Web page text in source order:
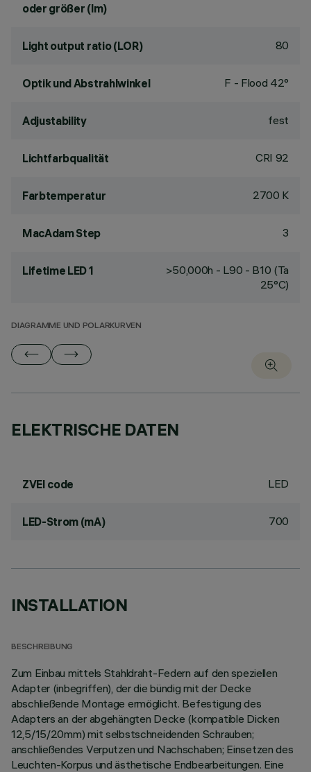
oder größer (lm)
Light output ratio (LOR) 80
Optik und Abstrahlwinkel F - Flood 42°
Adjustability fest
Lichtfarbqualität CRI 92
Farbtemperatur 2700 K
MacAdam Step 3
Lifetime LED 1
>50,000h - L90 - B10 (Ta
25°C)
DIAGRAMME UND POLARKURVEN
ELEKTRISCHE DATEN
ZVEI code LED
LED-Strom (mA) 700
INSTALLATION
BESCHREIBUNG
Zum Einbau mittels Stahldraht-Federn auf den speziellen
Adapter (inbegriffen), der die bündig mit der Decke
abschließende Montage ermöglicht. Befestigung des
Adapters an der abgehängten Decke (kompatible Dicken
12,5/15/20mm) mit selbstschneidenden Schrauben;
anschließendes Verputzen und Nachschaben; Einsetzen des
Leuchten-Korpus und ästhetische Endbearbeitungen. Eine